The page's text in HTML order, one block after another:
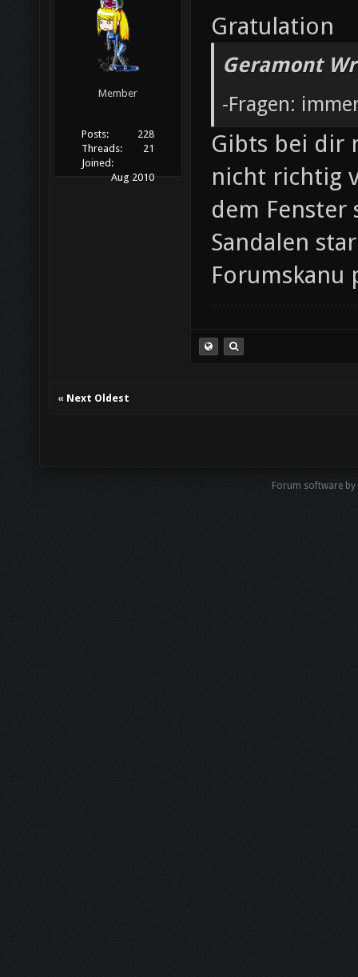
Member
Posts:
228
Threads:
21
Joined:
Aug 2010
Gratulation
Geramont
-Fragen:
Gibts bei dir
nicht richtig
dem
Sandalen
Forumskanu
« Next Oldest
Forum software